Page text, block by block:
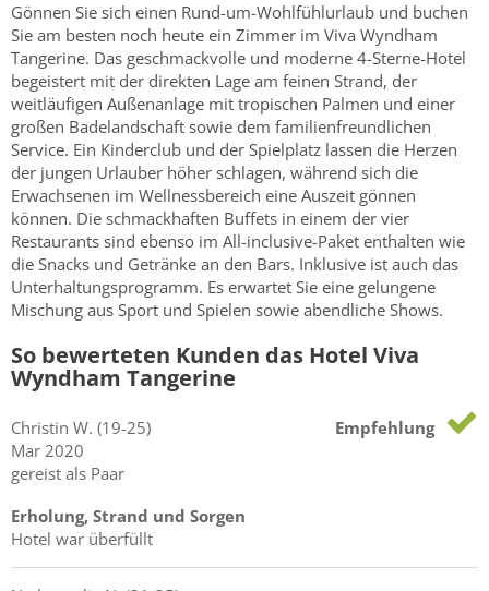
Gönnen Sie sich einen Rund-um-Wohlfühlurlaub und buchen
Sie am besten noch heute ein Zimmer im Viva Wyndham
Tangerine. Das geschmackvolle und moderne 4-Sterne-Hotel
begeistert mit der direkten Lage am feinen Strand, der
weitläufigen Außenanlage mit tropischen Palmen und einer
großen Badelandschaft sowie dem familienfreundlichen
Service. Ein Kinderclub und der Spielplatz lassen die Herzen
der jungen Urlauber höher schlagen, während sich die
Erwachsenen im Wellnessbereich eine Auszeit gönnen
können. Die schmackhaften Buffets in einem der vier
Restaurants sind ebenso im All-inclusive-Paket enthalten wie
die Snacks und Getränke an den Bars. Inklusive ist auch das
Unterhaltungsprogramm. Es erwartet Sie eine gelungene
Mischung aus Sport und Spielen sowie abendliche Shows.
So bewerteten Kunden das Hotel Viva
Wyndham Tangerine
Christin W. (19-25)
Mar 2020
gereist als Paar
Empfehlung
Erholung, Strand und Sorgen
Hotel war überfüllt